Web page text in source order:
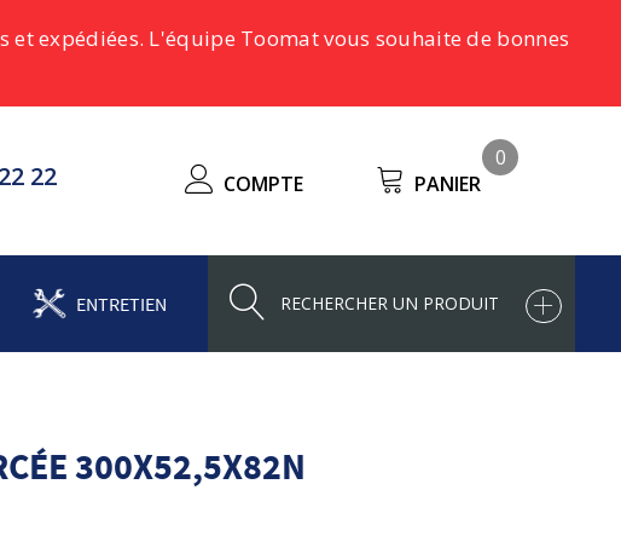
expédiées. L'équipe Toomat vous souhaite de bonnes
22 COMPTE PANIER
0
ENTRETIEN
300X52,5X82N